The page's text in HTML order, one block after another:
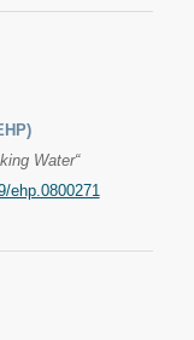
Water“
ehp.0800271